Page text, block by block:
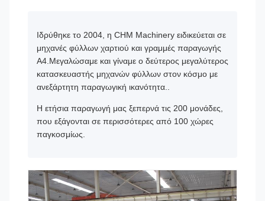
Ιδρύθηκε το 2004, η CHM Machinery ειδικεύεται σε
μηχανές φύλλων χαρτιού και γραμμές παραγωγής
Α4.Μεγαλώσαμε και γίναμε ο δεύτερος μεγαλύτερος
κατασκευαστής μηχανών φύλλων στον κόσμο με
ανεξάρτητη παραγωγική ικανότητα..
Η ετήσια παραγωγή μας ξεπερνά τις 200 μονάδες,
που εξάγονται σε περισσότερες από 100 χώρες
παγκοσμίως.